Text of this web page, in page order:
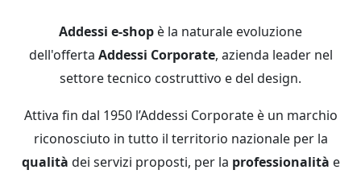
Addessi e-shop è la naturale evoluzione
dell'offerta Addessi Corporate, azienda leader nel
settore tecnico costruttivo e del design.
Attiva fin dal 1950 l’Addessi Corporate è un marchio
riconosciuto in tutto il territorio nazionale per la
qualità dei servizi proposti, per la professionalità e